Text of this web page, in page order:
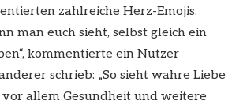
zahlreiche Herz-Emojis.
man euch sieht, selbst gleich ein
kommentierte ein Nutzer
schrieb: „So sieht wahre Liebe
vor allem Gesundheit und weitere